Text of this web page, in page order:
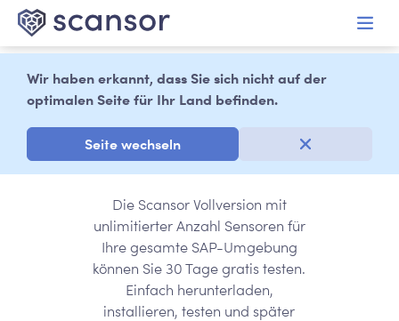
springen
Wir haben erkannt, dass Sie sich nicht auf der
optimalen Seite für Ihr Land befinden.
Seite wechseln
Jetzt 30 Tage
gratis testen
Die Scansor Vollversion mit
unlimitierter Anzahl Sensoren für
Ihre gesamte SAP-Umgebung
können Sie 30 Tage gratis testen.
Einfach herunterladen,
installieren, testen und später